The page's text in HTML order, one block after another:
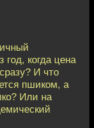
год, когда цена
И что
пшиком, а
Или на